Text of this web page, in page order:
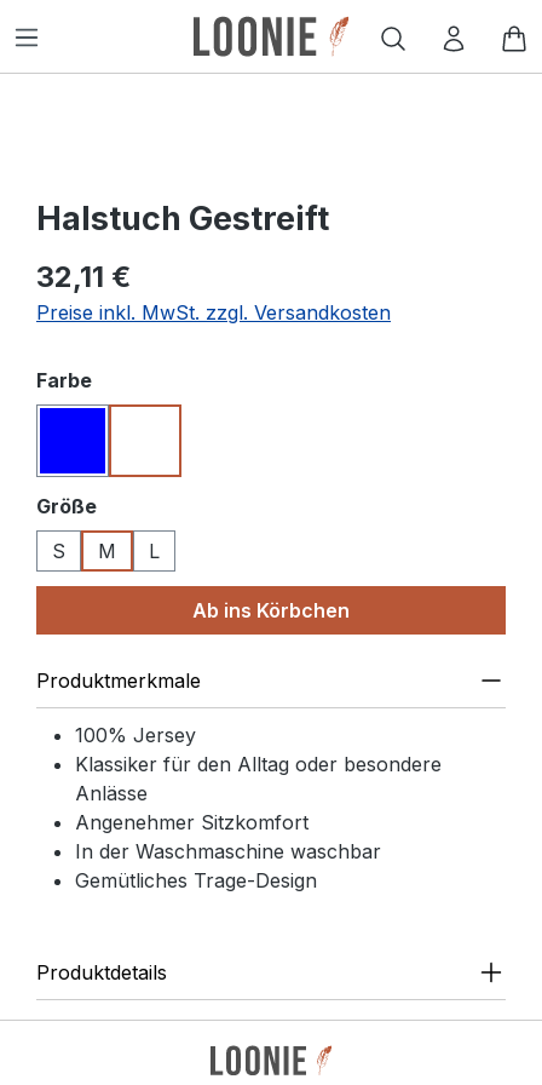
springen
Halstuch Gestreift
32,11 €
Preise inkl. MwSt. zzgl. Versandkosten
Farbeauswählen
Größeauswählen
S
M L
Ab ins Körbchen
Produktmerkmale
100% Jersey
Klassiker für den Alltag oder besondere
Anlässe
Angenehmer Sitzkomfort
In der Waschmaschine waschbar
Gemütliches Trage-Design
Produktdetails